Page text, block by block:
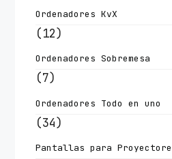
Ordenadores KvX
(12)
Ordenadores Sobremesa
(7)
Ordenadores Todo en uno
(34)
Pantallas para